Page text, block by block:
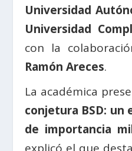
Universidad
Universidad
con la
Ramón Areces.
La académica
conjetura BSD: un
de importancia